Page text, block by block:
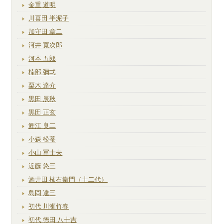
金重 道明
川喜田 半泥子
加守田 章二
河井 寛次郎
河本 五郎
楠部 彌弌
栗木 達介
黒田 辰秋
黒田 正玄
鯉江 良二
小森 松菴
小山 冨士夫
近藤 悠三
酒井田 柿右衛門（十二代）
島岡 達三
初代 川瀬竹春
初代 徳田 八十吉